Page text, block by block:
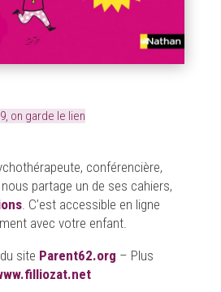
on garde le lien
conférencière,
partage un de ses cahiers,
. C’est accessible en ligne
avec votre enfant.
site Parent62.org – Plus